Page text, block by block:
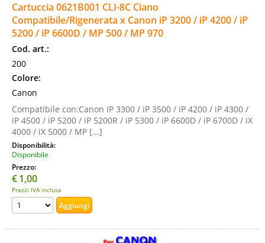
Cartuccia 0621B001 CLI-8C Ciano
Compatibile/Rigenerata x Canon iP 3200 / iP 4200 / iP
5200 / iP 6600D / MP 500 / MP 970
Cod. art.:
200
Colore:
Canon
Compatibile con:Canon iP 3300 / iP 3500 / iP 4200 / iP 4300 /
iP 4500 / iP 5200 / iP 5200R / iP 5300 / iP 6600D / iP 6700D / iX
4000 / iX 5000 / MP [...]
Disponibilità:
Disponibile
Prezzo:
€1,00
Prezzi IVA inclusa